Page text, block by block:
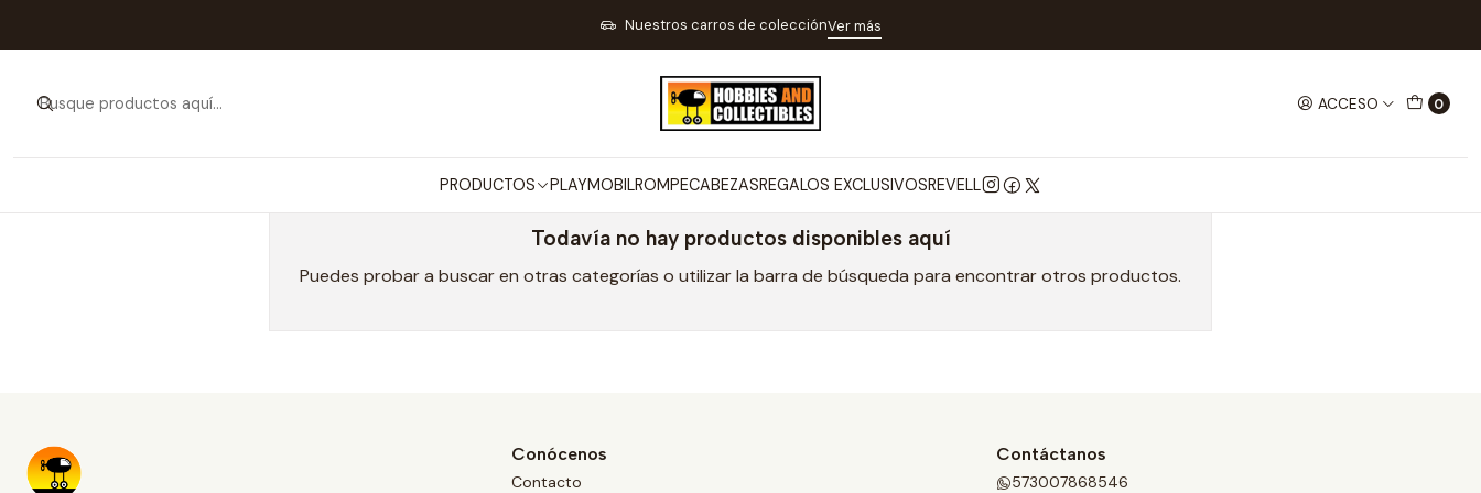
ACCESO 0
PRODUCTOS PLAYMOBILROMPECABEZASREGALOS EXCLUSIVOSREVELL
Nuestros carros de colecciónVer más
Inicio MARCAS RICKO
RICKO
Todavía no hay productos disponibles aquí
Puedes probar a buscar en otras categorías o utilizar la barra de búsqueda para encontrar otros productos.
Conócenos
Contacto
Contáctanos
573007868546